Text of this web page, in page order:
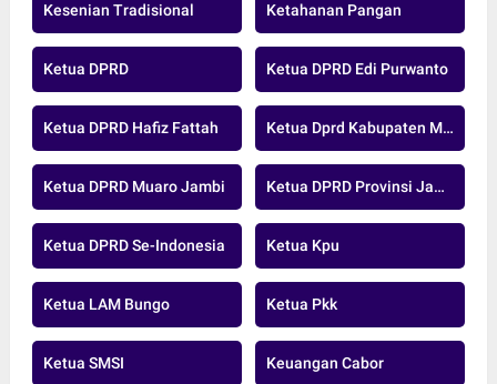
Kesenian Tradisional Ketahanan Pangan
Ketua DPRD Ketua DPRD Edi Purwanto
Ketua DPRD Hafiz Fattah Ketua Dprd Kabupaten Muaro Jambi
Ketua DPRD Muaro Jambi Ketua DPRD Provinsi Jambi
Ketua DPRD Se-Indonesia Ketua Kpu
Ketua LAM Bungo Ketua Pkk
Ketua SMSI Keuangan Cabor